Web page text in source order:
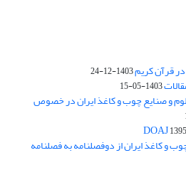
قرآن کریم1403-12-24
1403-05-15
و صنایع چوب و کاغذ ایران در خصوص
و کاغذ ایران از دوفصلنامه به فصلنامه